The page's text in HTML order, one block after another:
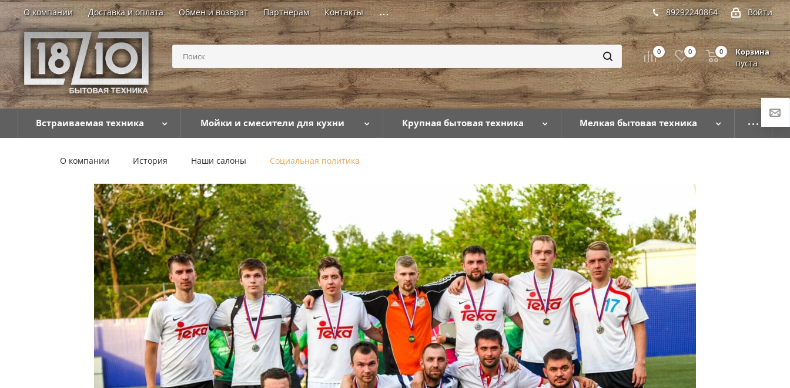
О компании Доставка и оплата Обмен и возврат Партнерам Контакты ... Войти
89292240864
0 0 Корзина
пуста
0
Встраиваемая техника Мойки и смесители для кухни Крупная бытовая техника Мелкая бытовая техника
О компании История Наши салоны Социальная политика